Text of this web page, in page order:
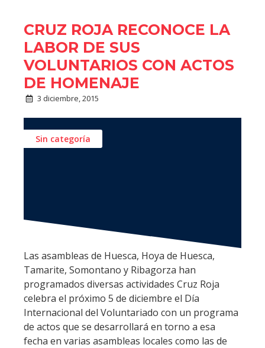
CRUZ ROJA RECONOCE LA
LABOR DE SUS
VOLUNTARIOS CON ACTOS
DE HOMENAJE
3 diciembre, 2015
Sin categoría
Las asambleas de Huesca, Hoya de Huesca,
Tamarite, Somontano y Ribagorza han
programados diversas actividades Cruz Roja
celebra el próximo 5 de diciembre el Día
Internacional del Voluntariado con un programa
de actos que se desarrollará en torno a esa
fecha en varias asambleas locales como las de